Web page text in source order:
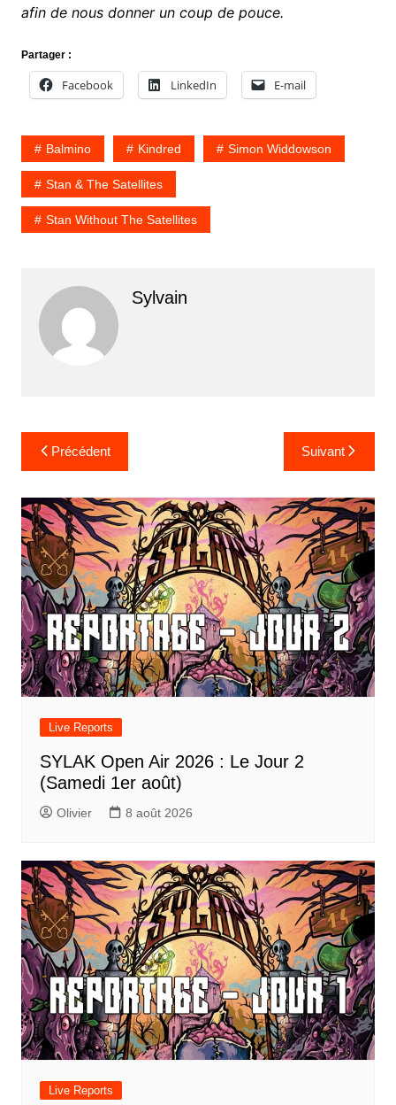
afin de nous donner un coup de pouce.
Partager :
Facebook LinkedIn E-mail
Balmino Kindred Simon Widdowson
Stan & The Satellites
Stan Without The Satellites
Sylvain
Navigation
de
l’article
Précédent Suivant
Live Reports
SYLAK Open Air 2026 : Le Jour 2
(Samedi 1er août)
Olivier 8 août 2026
Live Reports